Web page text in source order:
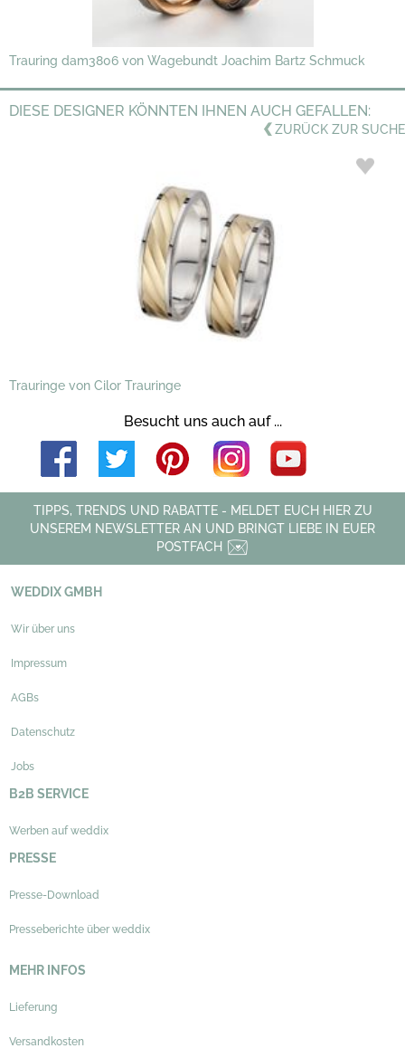
Trauring dam3806 von Wagebundt Joachim Bartz Schmuck
DIESE DESIGNER KÖNNTEN IHNEN AUCH GEFALLEN:
ZURÜCK ZUR SUCHE
Trauringe von Cilor Trauringe
Besucht uns auch auf ...
TIPPS, TRENDS UND RABATTE - MELDET EUCH HIER ZU
UNSEREM NEWSLETTER AN UND BRINGT LIEBE IN EUER
POSTFACH
WEDDIX GMBH
Wir über uns
Impressum
AGBs
Datenschutz
Jobs
B2B SERVICE
Werben auf weddix
PRESSE
Presse-Download
Presseberichte über weddix
MEHR INFOS
Lieferung
Versandkosten